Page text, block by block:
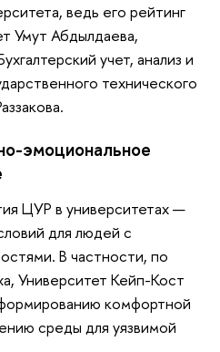
ведь его рейтинг
Умут Абдылдаева,
учет, анализ и
технического
эмоциональное
ЦУР в университетах —
для людей с
В частности, по
Университет Кейп-Кост
комфортной
среды для уязвимой